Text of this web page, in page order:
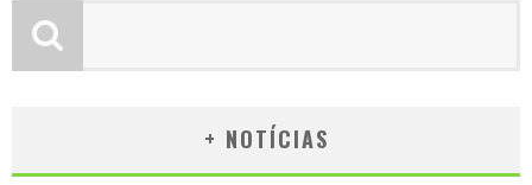
+ NOTÍCIAS